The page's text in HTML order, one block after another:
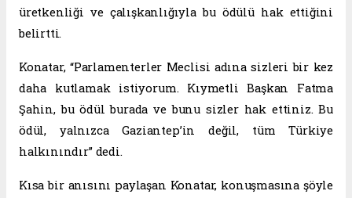
üretkenliği ve çalışkanlığıyla bu ödülü hak ettiğini
belirtti.
Konatar, “Parlamenterler Meclisi adına sizleri bir kez
daha kutlamak istiyorum. Kıymetli Başkan Fatma
Şahin, bu ödül burada ve bunu sizler hak ettiniz. Bu
ödül, yalnızca Gaziantep’in değil, tüm Türkiye
halkınındır” dedi.
Kısa bir anısını paylaşan Konatar, konuşmasına şöyle